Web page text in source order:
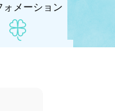
ォメーション